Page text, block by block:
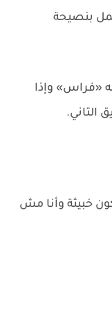
بنصيحة
«فراس» وإذا
خبيثة وأنا مش